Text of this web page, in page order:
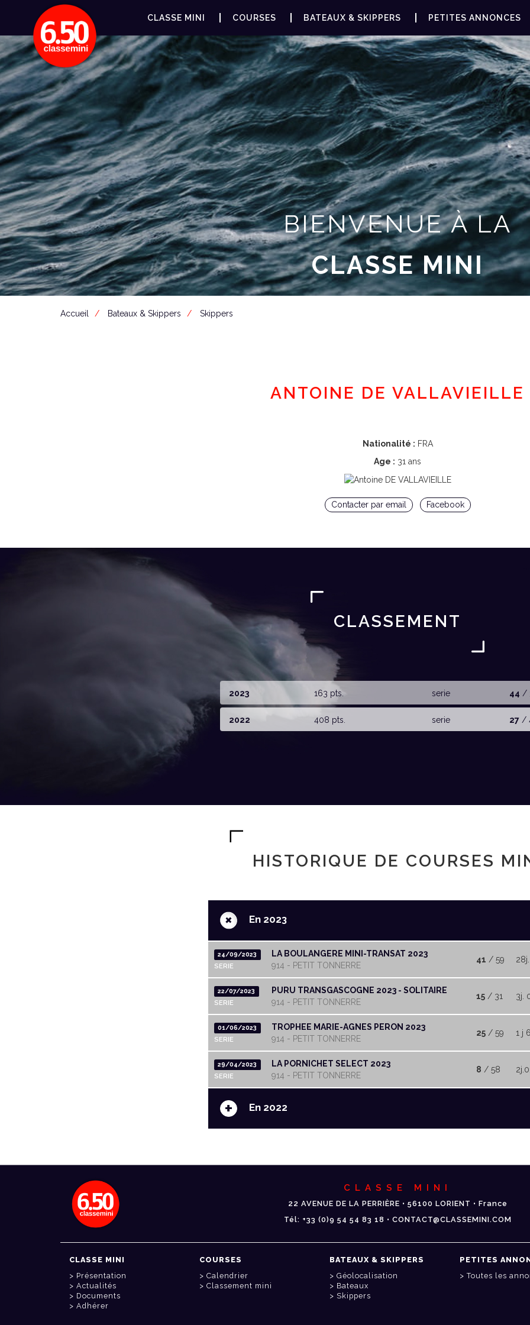
CLASSE MINI COURSES BATEAUX & SKIPPERS PETITES ANNONCES
BIENVENUE À LA
CLASSE MINI
Accueil Bateaux & Skippers Skippers
ANTOINE DE VALLAVIEILLE
Nationalité : FRA
Age : 31 ans
Contacter par email Facebook
CLASSEMENT
2023 163 pts. serie 44 /
2022 408 pts. serie 27 /
HISTORIQUE DE COURSES
+ En 2023
24/09/2023
SERIE
LA BOULANGERE MINI-TRANSAT 2023
914 - PETIT TONNERRE
41 / 59
22/07/2023
SERIE
PURU TRANSGASCOGNE 2023 - SOLITAIRE
914 - PETIT TONNERRE
15 / 31 3j.
01/06/2023
SERIE
TROPHEE MARIE-AGNES PERON 2023
914 - PETIT TONNERRE
25 / 59 1 j
29/04/2023
SERIE
LA PORNICHET SELECT 2023
914 - PETIT TONNERRE
8 / 58
+ En 2022
CLASSE MINI
22 AVENUE DE LA PERRIÈRE • 56100 LORIENT • France
Tél: +33 (0)9 54 54 83 18 • CONTACT@CLASSEMINI.COM
CLASSE MINI
Présentation
Actualités
Documents
Adhérer
COURSES
Calendrier
Classement mini
BATEAUX & SKIPPERS
Géolocalisation
Bateaux
Skippers
PETITES
Toutes les